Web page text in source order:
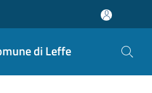
di Leffe